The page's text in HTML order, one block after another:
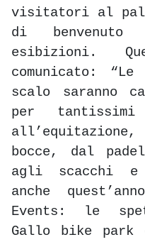
visitatori al
di
esibizioni.
comunicato:
scalo saranno
per
bocce, dal
agli scacchi
anche
Events: le
Gallo bike